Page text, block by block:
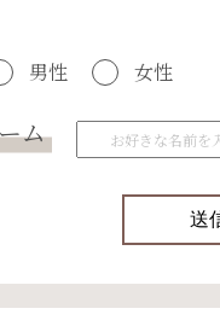
男性 女性
ム